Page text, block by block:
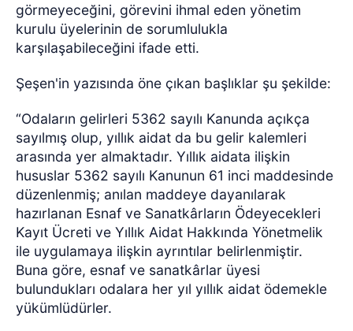
görmeyeceğini, görevini ihmal eden yönetim
kurulu üyelerinin de sorumlulukla
karşılaşabileceğini ifade etti.
Şeşen'in yazısında öne çıkan başlıklar şu şekilde:
“Odaların gelirleri 5362 sayılı Kanunda açıkça
sayılmış olup, yıllık aidat da bu gelir kalemleri
arasında yer almaktadır. Yıllık aidata ilişkin
hususlar 5362 sayılı Kanunun 61 inci maddesinde
düzenlenmiş; anılan maddeye dayanılarak
hazırlanan Esnaf ve Sanatkârların Ödeyecekleri
Kayıt Ücreti ve Yıllık Aidat Hakkında Yönetmelik
ile uygulamaya ilişkin ayrıntılar belirlenmiştir.
Buna göre, esnaf ve sanatkârlar üyesi
bulundukları odalara her yıl yıllık aidat ödemekle
yükümlüdürler.